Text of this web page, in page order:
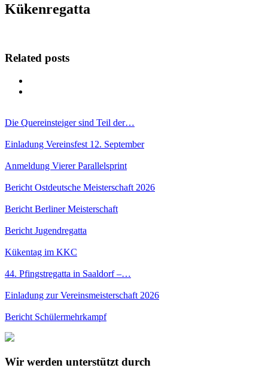
Kükenregatta
Related posts
Die Quereinsteiger sind Teil der…
Einladung Vereinsfest 12. September
Anmeldung Vierer Parallelsprint
Bericht Ostdeutsche Meisterschaft 2026
Bericht Berliner Meisterschaft
Bericht Jugendregatta
Kükentag im KKC
44. Pfingstregatta in Saaldorf –…
Einladung zur Vereinsmeisterschaft 2026
Bericht Schülermehrkampf
Wir werden unterstützt durch